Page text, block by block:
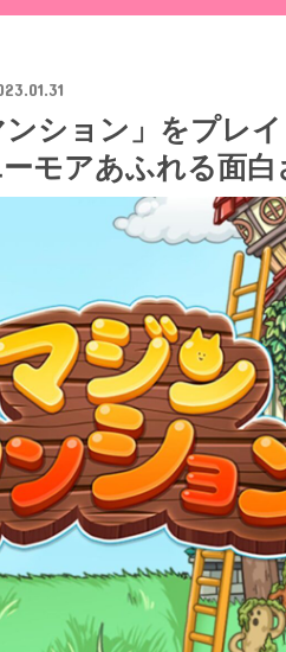
ンション」をプレ
モアあふれる面